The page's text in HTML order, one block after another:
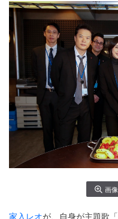
画
家入レオが、自身が主題歌